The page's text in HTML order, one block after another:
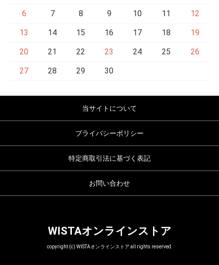
6 7 8 9 10 11 12
13 14 15 16 17 18 19
20 21 22 23 24 25 26
27 28 29 30
当サイトについて
プライバシーポリシー
特定商取引法に基づく表記
お問い合わせ
WISTAオンラインストア
copyright (c) WISTAオンラインストア all rights reserved.